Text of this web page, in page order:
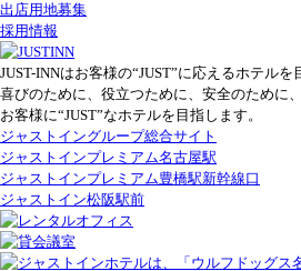
出店用地募集
採用情報
JUST-INNはお客様の“JUST”に応えるホテルを
喜びのために、役立つために、安全のために
お客様に“JUST”なホテルを目指します。
ジャストイングループ総合サイト
ジャストインプレミアム名古屋駅
ジャストインプレミアム豊橋駅新幹線口
ジャストイン松阪駅前